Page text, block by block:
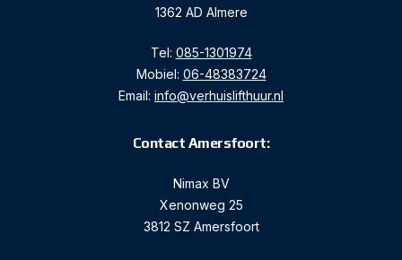
1362 AD Almere
Tel: 085-1301974
Mobiel: 06-48383724
Email: info@verhuislifthuur.nl
Contact Amersfoort:
Nimax BV
Xenonweg 25
3812 SZ Amersfoort